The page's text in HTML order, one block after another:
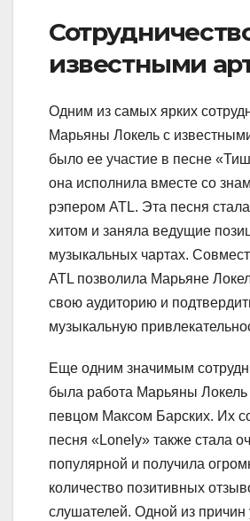
известными
Одним из самых ярких
Марьяны Локель с
было ее участие в песне
она исполнила вместе со
рэпером ATL. Эта песня
хитом и заняла ведущие
музыкальных чартах.
ATL позволила Марьяне
свою аудиторию и
музыкальную
Еще одним значимым
была работа Марьяны Локель
певцом Максом Барских. Их
песня «Lonely» также стала
популярной и получила
количество позитивных
слушателей. Одной из причин